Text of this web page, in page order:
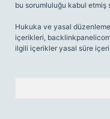
bu sorumluluğu kabul etmiş
Hukuka ve yasal
içerikleri,
ilgili içerikler yasal süre